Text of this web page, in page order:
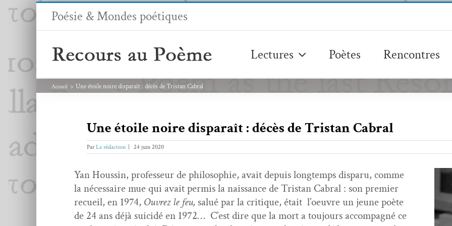
Passer
Poésie & Mondes poétiques
Lectures Poètes Rencontres
Accueil Une étoile noire disparaît : décès de Tristan Cabral
Une étoile noire disparaît : décès de Tristan Cabral
ParLa rédaction 24 juin 2020
Yan Houssin, pro­fesseur de philoso­phie, avait depuis longtemps dis­paru, comme
la néces­saire mue qui avait per­mis la nais­sance de Tris­tan Cabral : son pre­mier
recueil, en 1974, Ouvrez le feu, salué par la cri­tique, était l’oeu­vre un jeune poète
de 24 ans déjà sui­cidé en 1972… C’est dire que la mort a tou­jours accom­pa­g­né ce